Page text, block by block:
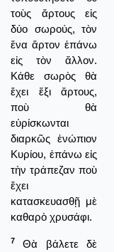
τοὺς ἄρτους εἰς
δύο σωρούς, τὸν
ἕνα ἄρτον ἐπάνω
εἰς τὸν ἄλλον.
Κάθε σωρὸς θὰ
ἔχει ἕξι ἄρτους,
ποὺ θὰ
εὑρίσκωνται
διαρκῶς ἐνώπιον
Κυρίου, ἐπάνω εἰς
τὴν τράπεζαν ποὺ
ἔχει
κατασκευασθῇ μὲ
καθαρὸ χρυσάφι.
7
Θὰ βάλετε δὲ